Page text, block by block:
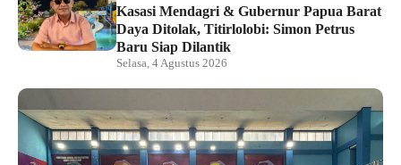
Kasasi Mendagri & Gubernur Papua Barat
Daya Ditolak, Titirlolobi: Simon Petrus
Baru Siap Dilantik
Selasa, 4 Agustus 2026